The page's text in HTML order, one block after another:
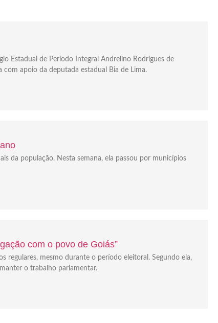
Estadual de Período Integral Andrelino Rodrigues de
com apoio da deputada estadual Bia de Lima.
da população. Nesta semana, ela passou por municípios
com o povo de Goiás”
regulares, mesmo durante o período eleitoral. Segundo ela,
o trabalho parlamentar.